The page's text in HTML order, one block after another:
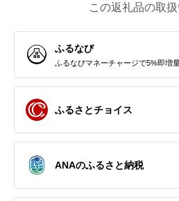
この返礼品の取扱
ふるなび
ふるなびマネーチャージで5%即増量
ふるさとチョイス
ANAのふるさと納税